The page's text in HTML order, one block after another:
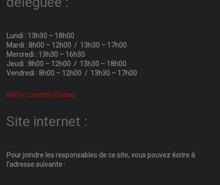
Lundi : 13h30 – 18h00
Mardi : 8h00 – 12h00 / 13h30 – 17h00
Mercredi : 13h30 – 16h30
Jeudi : 8h00 – 12h00 / 13h30 – 18h00
Vendredi : 8h00 – 12h00 / 13h30 – 17h00
We're currently closed.
Site internet :
Pour joindre les responsables de ce site, vous pouvez écrire à
l’adresse suivante :